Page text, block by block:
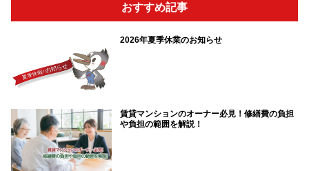
おすすめ記事
2026年夏季休業のお知らせ
賃貸マンションのオーナー必見！修繕費の負担
や負担の範囲を解説！